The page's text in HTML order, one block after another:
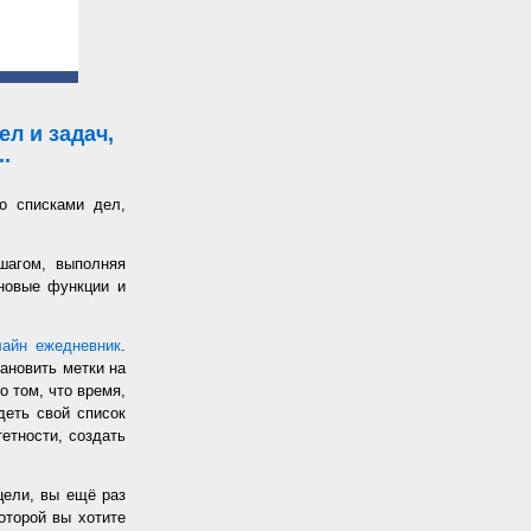
и задач,
списками дел,
выполняя
функции и
ежедневник.
метки на
том, что время,
свой список
создать
вы ещё раз
вы хотите